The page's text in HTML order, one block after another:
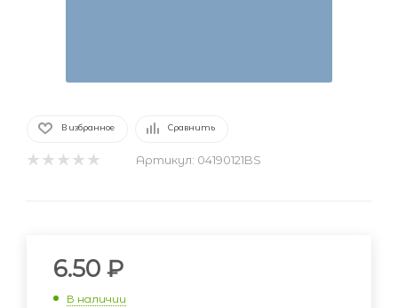
В избранное Сравнить
Артикул: 04190121BS
6.50 ₽
В наличии